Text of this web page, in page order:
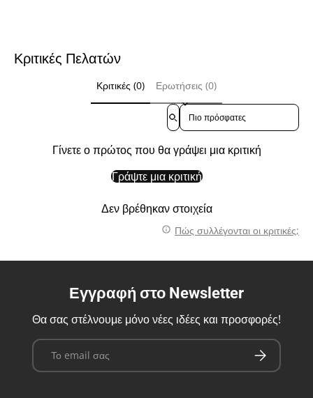
Κριτικές Πελατών
Κριτικές (0) Ερωτήσεις (0)
Sort reviews by
Γίνετε ο πρώτος που θα γράψει μια κριτική
Γράψτε μια κριτική
Δεν βρέθηκαν στοιχεία
Πώς συλλέγονται οι κριτικές;
Εγγραφή στο Newsletter
Θα σας στέλνουμε μόνο νέες ιδέες και προσφορές!
Email Εγγραφή